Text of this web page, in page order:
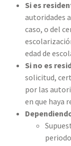
Si es
autoridades
caso, o del
edad de
Si no es
solicitud,
por las
en que haya